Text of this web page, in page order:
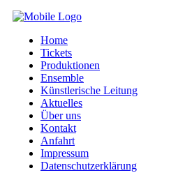
Home
Tickets
Produktionen
Ensemble
Künstlerische Leitung
Aktuelles
Über uns
Kontakt
Anfahrt
Impressum
Datenschutzerklärung